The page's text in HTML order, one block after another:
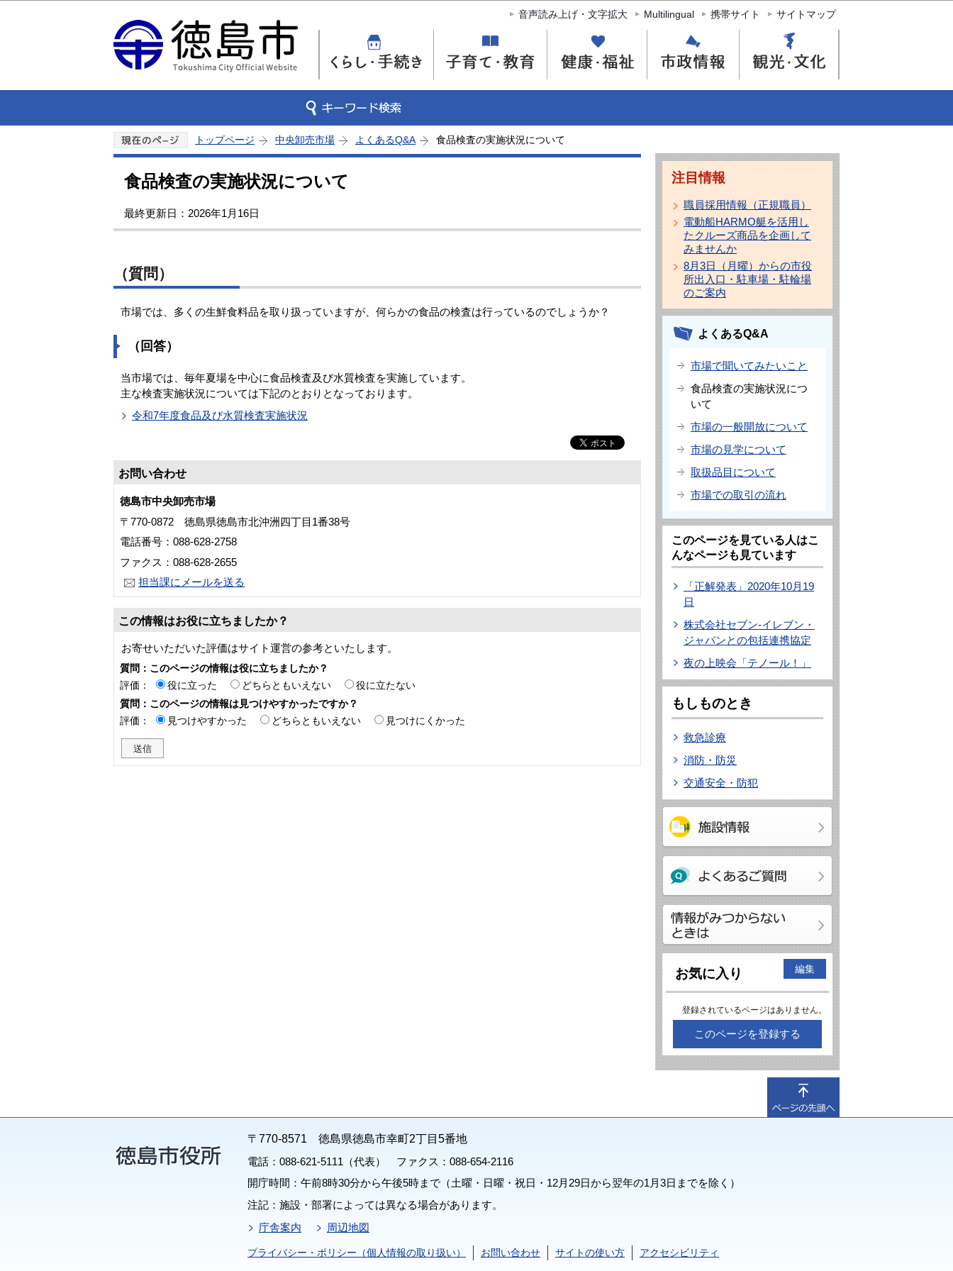
このページの本文へ移動
音声読み上げ・文字拡大 Multilingual 携帯サイト サイトマップ
トップページ 中央卸売市場 よくあるQ&A 食品検査の実施状況について
食品検査の実施状況について
最終更新日：2026年1月16日
（質問）
市場では、多くの生鮮食料品を取り扱っていますが、何らかの食品の検査は行っているのでしょうか？
（回答）
当市場では、毎年夏場を中心に食品検査及び水質検査を実施しています。
主な検査実施状況については下記のとおりとなっております。
令和7年度食品及び水質検査実施状況
お問い合わせ
徳島市中央卸売市場
〒770-0872 徳島県徳島市北沖洲四丁目1番38号
電話番号：088-628-2758
ファクス：088-628-2655
担当課にメールを送る
この情報はお役に立ちましたか？
お寄せいただいた評価はサイト運営の参考といたします。
質問：このページの情報は役に立ちましたか？
評価：
役に立った どちらともいえない
役に立たない
質問：このページの情報は見つけやすかったですか？
評価：
見つけやすかった どちらともいえない 見つけにくかった
注目情報
職員採用情報（正規職員）
電動船HARMO艇を活用し
たクルーズ商品を企画して
みませんか
8月3日（月曜）からの市役
所出入口・駐車場・駐輪場
のご案内
よくあるQ&A
市場で聞いてみたいこと
食品検査の実施状況につ
いて
市場の一般開放について
市場の見学について
取扱品目について
市場での取引の流れ
このページを見ている人はこ
んなページも見ています
「正解発表」2020年10月19
日
株式会社セブン-イレブン・
ジャパンとの包括連携協定
夜の上映会「テノール！」
もしものとき
救急診療
消防・防災
交通安全・防犯
お気に入り 編集
登録されているページはありません。
このページを登録する
〒770-8571 徳島県徳島市幸町2丁目5番地
電話：088-621-5111（代表） ファクス：088-654-2116
開庁時間：午前8時30分から午後5時まで（土曜・日曜・祝日・12月29日から翌年の1月3日までを除く）
注記：施設・部署によっては異なる場合があります。
庁舎案内
周辺地図
プライバシー・ポリシー（個人情報の取り扱い） お問い合わせ サイトの使い方 アクセシビリティ